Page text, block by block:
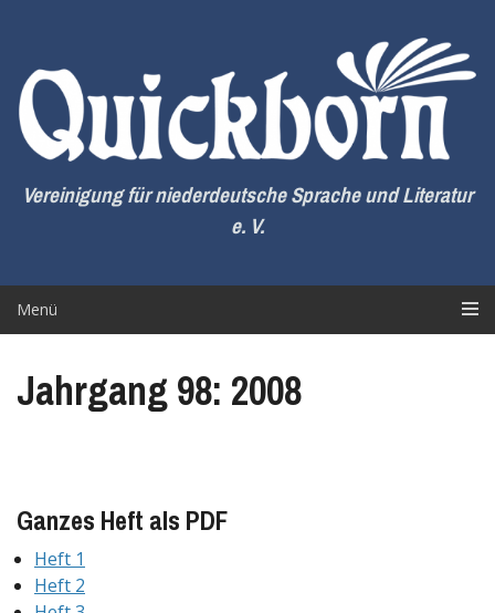
springen
Vereinigung für niederdeutsche Sprache und Literatur
e. V.
Menü
Jahrgang 98: 2008
Ganzes Heft als PDF
Heft 1
Heft 2